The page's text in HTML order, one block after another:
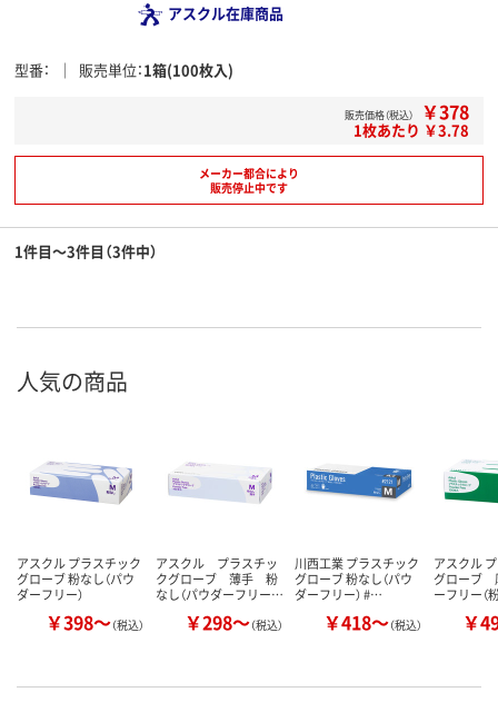
アスクル在庫商品
型番 販売単位 1箱(100枚入)
販売価格（税込） ￥378
1枚あたり ￥3.78
メーカー都合により
販売停止中です
1件目～3件目（3件中）
人気の商品
アスクル プラスチック
グローブ 粉なし（パウ
ダーフリー）
￥398～（税込）
アスクル プラスチッ
クグローブ 薄手 粉
なし（パウダーフリー…
￥298～（税込）
川西工業 プラスチック
グローブ 粉なし（パウ
ダーフリー） #…
￥418～（税込）
アスクル
グローブ
ーフリー（
￥